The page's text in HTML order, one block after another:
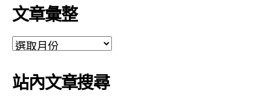
文章彙整
文
彙
整
站內文章搜尋